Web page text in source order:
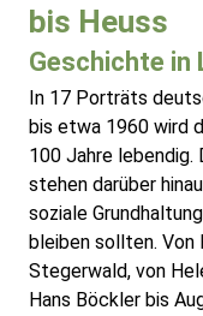
bis Heuss
Geschichte in
In 17 Porträts
bis etwa 1960 wird
100 Jahre lebendig.
stehen darüber
soziale
bleiben sollten. Von
Stegerwald, von
Hans Böckler bis